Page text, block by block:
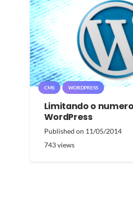
CMS WORDPRESS
Limitando o
WordPress
Published on 11/05/2014
743views